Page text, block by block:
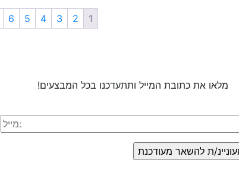
1
2
3
4
5
6
מלאו את כתובת המייל ותתעדכנו בכל המבצעים!